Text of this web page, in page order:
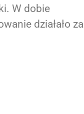
W dobie
działało za